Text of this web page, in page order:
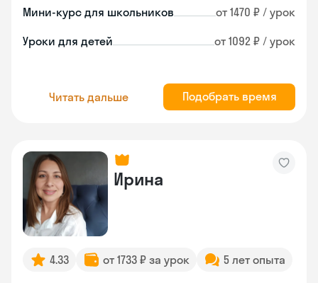
Мини-курс для школьников от 1470 ₽ / урок
Уроки для детей от 1092 ₽ / урок
Читать дальше Подобрать время
Ирина
4.33 от 1733 ₽ за урок 5 лет опыта